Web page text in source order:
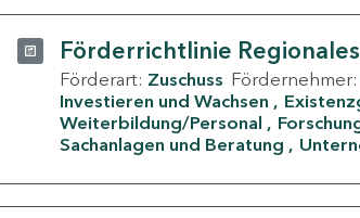
Förderrichtlinie
Förderart: Zuschuss Fördernehmer:
Investieren und Wachsen
Weiterbildung/Personal
Sachanlagen und Beratung